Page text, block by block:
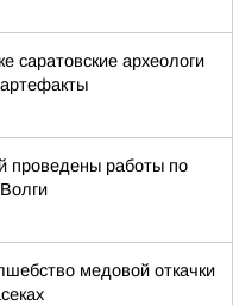
саратовские археологи
проведены работы по
медовой откачки